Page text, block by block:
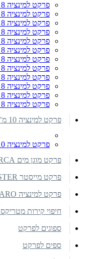
פרקט למינציה 8 מ"מ SWISS KRONO
פרקט למינציה 8 מ"מ נקסט סטפ
פרקט למינציה 8 מ"מ GENESIS
פרקט למינציה 8 מ"מ SWISS KRONO רחב
פרקט למינציה 8 מ"מ יורוהום
פרקט למינציה 8 מ"מ סופר נטורל
פרקט למינציה 8 מ"מ Classen
פרקט למינציה 8 מ"מ סינכרום
פרקט למינציה 8 מ"מ ואריו
פרקט למינציה 8 מ"מ art floor
פרקט למינציה 8 מ"מ קסטלו
פרקט למינציה 8 מ"מ MGM
פרקט למינציה 10 מ"מ
פרקט למינציה 10 מ"מ אלטיטיוד פלוס
פרקט מוגן מים Organic ORCA
פרקט מייסטר MEISTER
פרקט למינציה HARO
חיפוי קירות מטריקס Matrix
ספוגים לפרקט
ספים לפרקט